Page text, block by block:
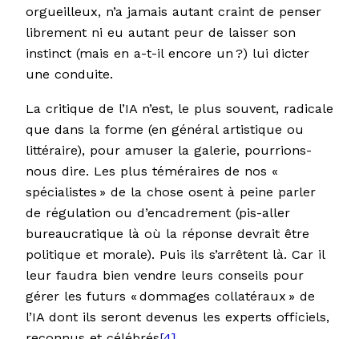
orgueilleux, n’a jamais autant craint de penser
librement ni eu autant peur de laisser son
instinct (mais en a-t-il encore un ?) lui dicter
une conduite.
La critique de l’IA n’est, le plus souvent, radicale
que dans la forme (en général artistique ou
littéraire), pour amuser la galerie, pourrions-
nous dire. Les plus téméraires de nos «
spécialistes » de la chose osent à peine parler
de régulation ou d’encadrement (pis-aller
bureaucratique là où la réponse devrait être
politique et morale). Puis ils s’arrêtent là. Car il
leur faudra bien vendre leurs conseils pour
gérer les futurs « dommages collatéraux » de
l’IA dont ils seront devenus les experts officiels,